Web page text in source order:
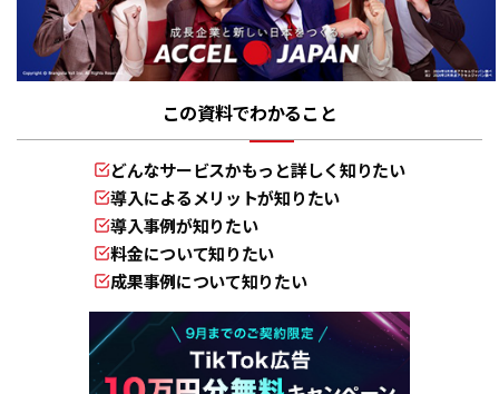
この資料でわかること
どんなサービスかもっと詳しく知りたい
導入によるメリットが知りたい
導入事例が知りたい
料金について知りたい
成果事例について知りたい